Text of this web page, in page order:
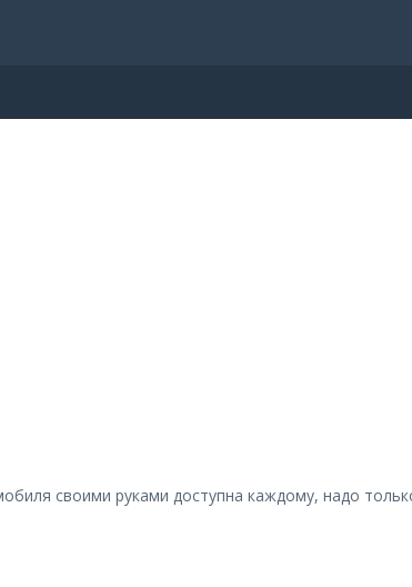
своими руками доступна каждому, надо